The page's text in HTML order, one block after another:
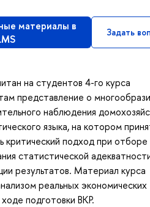
материалы в
Задать
на студентов 4-го курса
представление о
наблюдения
языка, на котором
подход при отборе
статистической
результатов. Материал курса
реальных экономических
подготовки ВКР.